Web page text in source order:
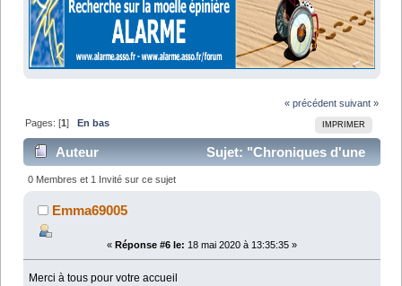
« précédent suivant »
IMPRIMER
Pages: [1] En bas
Auteur
Sujet: "Chroniques d'une
résilience" : le récit de mon expérience de couple
"après" (Lu 12259 fois)
0 Membres et 1 Invité sur ce sujet
Emma69005
« Réponse #6 le: 18 mai 2020 à 13:35:35 »
Merci à tous pour votre accueil